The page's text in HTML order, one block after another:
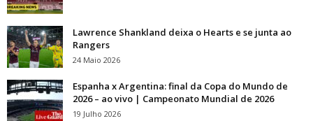
Lawrence Shankland deixa o Hearts e se junta ao
Rangers
24 Maio 2026
Espanha x Argentina: final da Copa do Mundo de
2026 – ao vivo | Campeonato Mundial de 2026
19 Julho 2026